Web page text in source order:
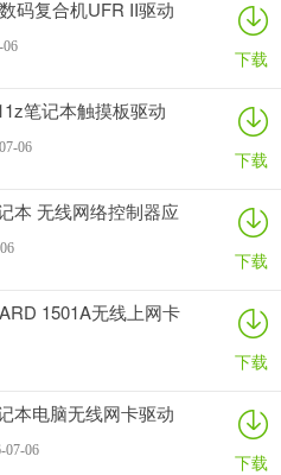
码复合机UFR II驱动
06 下载
笔记本触摸板驱动
06 下载
本 无线网络控制器应
下载
1501A无线上网卡
下载
本电脑无线网卡驱动
07-06 下载